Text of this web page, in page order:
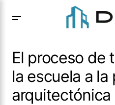
El proceso de
la escuela a la
arquitectónica